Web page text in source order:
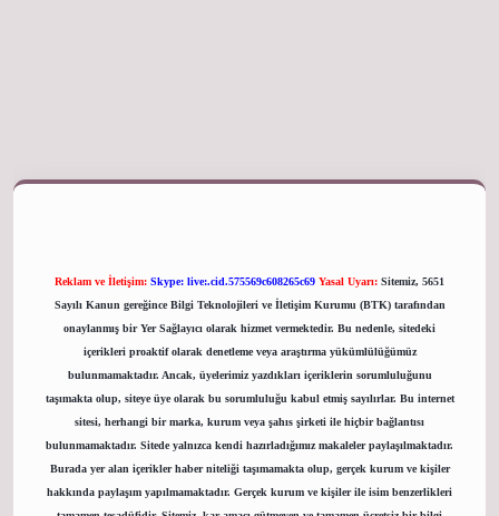
Reklam ve İletişim: Skype: live:.cid.575569c608265c69 Yasal Uyarı: Sitemiz, 5651
Sayılı Kanun gereğince Bilgi Teknolojileri ve İletişim Kurumu (BTK) tarafından
onaylanmış bir Yer Sağlayıcı olarak hizmet vermektedir. Bu nedenle, sitedeki
içerikleri proaktif olarak denetleme veya araştırma yükümlülüğümüz
bulunmamaktadır. Ancak, üyelerimiz yazdıkları içeriklerin sorumluluğunu
taşımakta olup, siteye üye olarak bu sorumluluğu kabul etmiş sayılırlar. Bu internet
sitesi, herhangi bir marka, kurum veya şahıs şirketi ile hiçbir bağlantısı
bulunmamaktadır. Sitede yalnızca kendi hazırladığımız makaleler paylaşılmaktadır.
Burada yer alan içerikler haber niteliği taşımamakta olup, gerçek kurum ve kişiler
hakkında paylaşım yapılmamaktadır. Gerçek kurum ve kişiler ile isim benzerlikleri